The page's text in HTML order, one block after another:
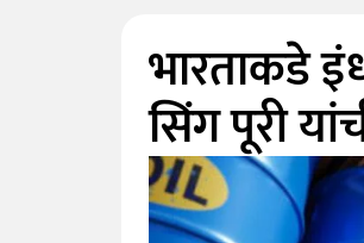
भारताकडे
सिंग पूरी